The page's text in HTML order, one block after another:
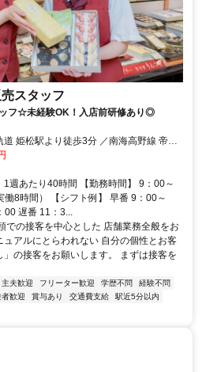
スタッフ
ッフ☆未経験OK！入店前研修あり◎
姫松駅より徒歩3分 ／南海高野線 帝塚
週あたり40時間 【勤務時間】 9：00～
8時間） 【シフト例】 早番 9：00～
00 遅番 11：3...
での接客を中心とした 店舗業務全般をお
アルにとらわれない 自分の個性とお客
の接客をお願いします。 まずは接客を
主夫歓迎 フリーター歓迎 学歴不問
経験不問
歓迎 賞与あり 交通費支給
駅近5分以内